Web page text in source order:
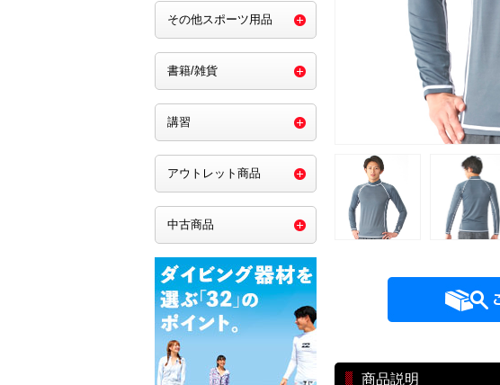
商品説明
その他スポーツ用品
書籍/雑貨
講習
アウトレット商品
中古商品